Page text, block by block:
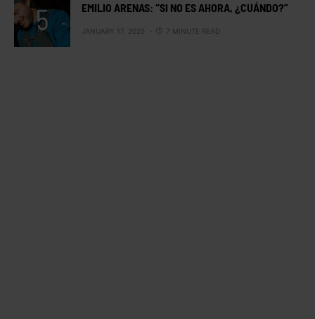
EMILIO ARENAS: “SI NO ES AHORA, ¿CUÁNDO?”
JANUARY 17, 2025 7 MINUTE READ